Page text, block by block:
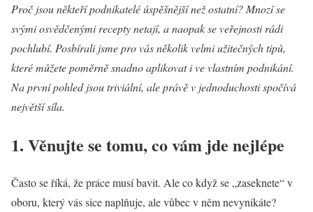
Proč jsou někteří podnikatelé úspěšnější než ostatní? Mnozí se
svými osvědčenými recepty netají, a naopak se veřejnosti rádi
pochlubí. Posbírali jsme pro vás několik velmi užitečných tipů,
které můžete poměrně snadno aplikovat i ve vlastním podnikání.
Na první pohled jsou triviální, ale právě v jednoduchosti spočívá
největší síla.
1. Věnujte se tomu, co vám jde nejlépe
Často se říká, že práce musí bavit. Ale co když se „zaseknete“ v
oboru, který vás sice naplňuje, ale vůbec v něm nevynikáte?